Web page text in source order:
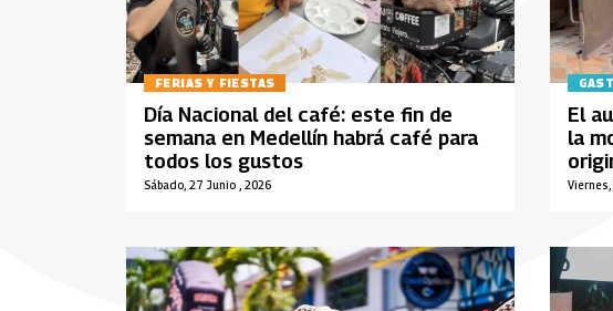
FERIAS Y FIESTAS
Sábado, 27 Junio , 2026
Día Nacional del café: este fin de
semana en Medellín habrá café para
todos los gustos
El
la